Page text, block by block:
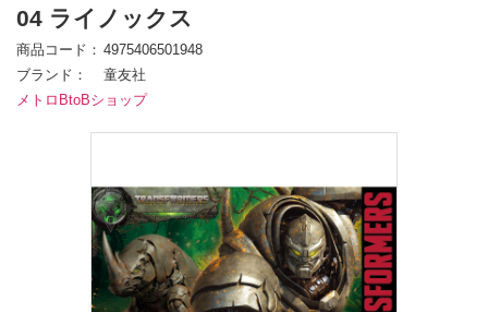
04 ライノックス
商品コード
4975406501948
ブランド
童友社
メトロBtoBショップ